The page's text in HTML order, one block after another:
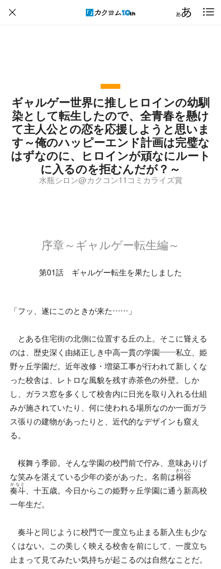
ギャルゲー世界に推しヒロインの幼馴
染として転生したので、全青春を懸け
て主人公との恋を応援しようと思いま
す～俺のハッピーエンド計画は完璧な
はずなのに、ヒロインが頑なにルート
に入るのを拒むんだが？～
水瓶シロン@カクコン11コミカライズ賞
序章～ギャルゲー転生編～
第01話 ギャルゲー転生を果たしました
「フッ、遂にこのときが来た……」
とある住宅街の北側に位置する丘の上。そこに聳える
のは、歴史深く由緒正しき中高一貫の学園――私立、姫
野ヶ丘学園だ。近年改修・増築工事が行われて新しくな
った校舎は、レトロな風貌を残す赤茶色の外壁。しか
し、ガラス窓を多くして校舎内に日光を取り入れる仕組
みが施されていたり、何に使われる場所なのか一面ガラ
ス張りの建物があったりと、近代的なデザインも窺え
る。
桜舞う季節。そんな学園の校門前で佇み、意味ありげ
な笑みを湛えている少年の姿があった。名前は桐谷
きりたに
奏斗
かなと
、十五歳。今日からこの姫野ヶ丘学園に通う新高校
一年生だ。
奏斗と同じように校門で一度立ち止まる新入生も少な
くはない。この美しく映える校舎を前にして、一度立ち
止まって見てみたい気持ちが起こるのは自然なことだ。